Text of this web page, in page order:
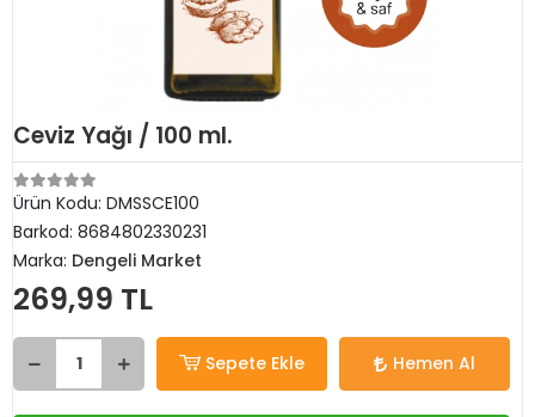
Ceviz Yağı / 100 ml.
Ürün Kodu: DMSSCE100
Barkod: 8684802330231
Marka: Dengeli Market
269,99 TL
Sepete Ekle Hemen Al